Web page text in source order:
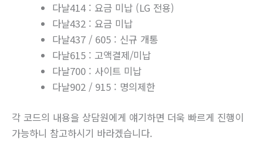
다날414 : 요금 미납 (LG 전용)
다날432 : 요금 미납
다날437 / 605 : 신규 개통
다날615 : 고액결제/미납
다날700 : 사이트 미납
다날902 / 915 : 명의제한
각 코드의 내용을 상담원에게 얘기하면 더욱 빠르게 진행이
가능하니 참고하시기 바라겠습니다.